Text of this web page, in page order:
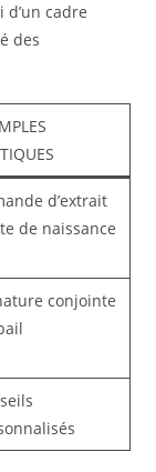
cadre
des
d’extrait
de naissance
conjointe